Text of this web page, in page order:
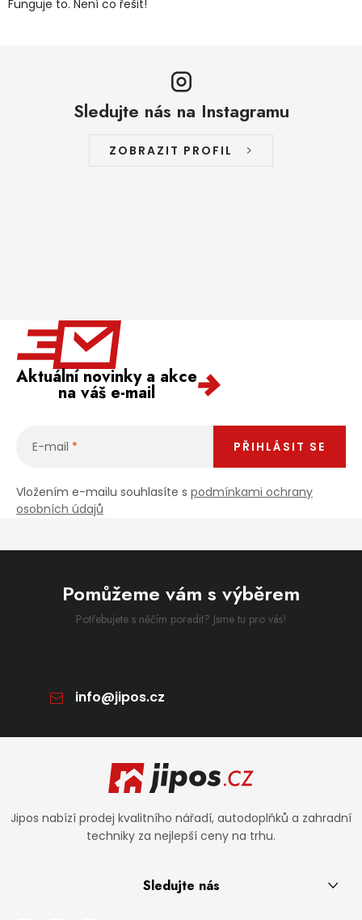
Funguje to. Není co řešit!
Sledujte nás na Instagramu
ZOBRAZIT PROFIL
Aktuální novinky a akce
na váš e-mail
E-mail
Vložením e-mailu souhlasíte s podmínkami ochrany
osobních údajů
PŘIHLÁSIT SE
Pomůžeme vám s výběrem
Potřebujete s něčím poradit? Jsme tu pro vás!
info@jipos.cz
Jipos nabízí prodej kvalitního nářadí, autodoplňků a zahradní
techniky za nejlepší ceny na trhu.
Sledujte nás